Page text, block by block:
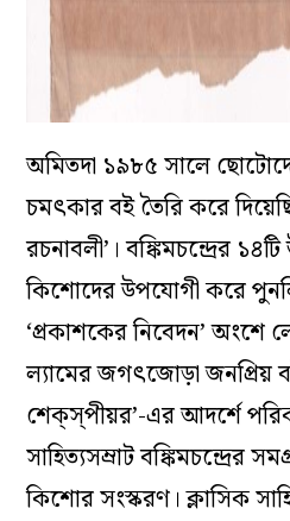
অমিতদা ১৯৮৫ সালে
চমৎকার বই তৈরি করে
রচনাবলী’। বঙ্কিমচন্দ্রের
কিশোদের উপযোগী করে
‘প্রকাশকের নিবেদন’ অংশে
ল্যামের জগৎজোড়া জনপ্রিয়
শেক্‌স্‌পীয়র’-এর আদর্শে
সাহিত্যসম্রাট বঙ্কিমচন্দ্রের
কিশোর সংস্করণ। ক্লাসিক